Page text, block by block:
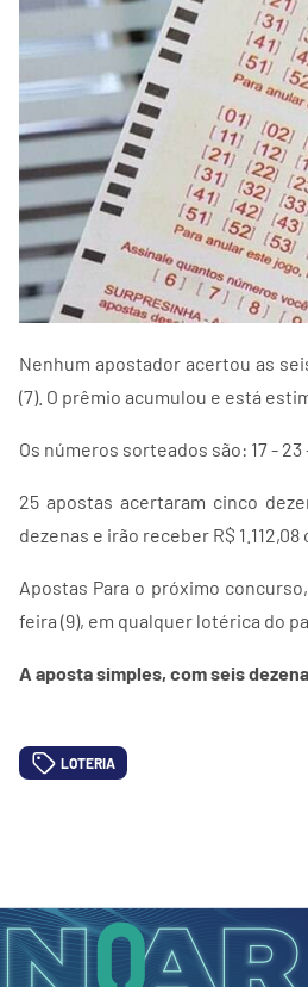
Nenhum apostador acertou as
(7). O prêmio acumulou e está
Os números sorteados são: 17 - 23
25 apostas acertaram cinco
dezenas e irão receber R$ 1.112,08
Apostas Para o próximo
feira (9), em qualquer lotérica do
A aposta simples, com seis
LOTERIA